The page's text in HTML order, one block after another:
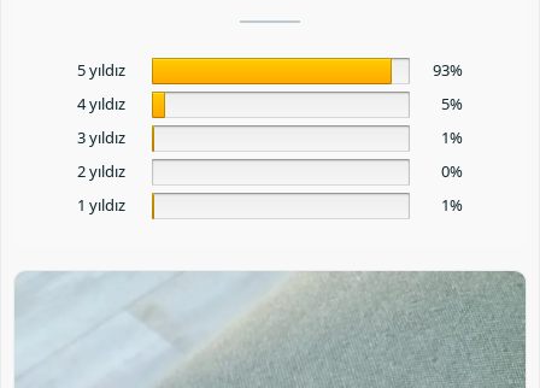
5 yıldız
93%
4 yıldız
5%
3 yıldız
1%
2 yıldız
0%
1 yıldız
1%